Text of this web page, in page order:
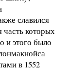
славился
которых
и этого было
в 1552